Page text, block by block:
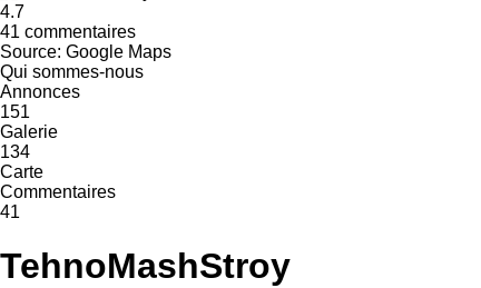
4.7
41 commentaires
Source: Google Maps
Qui sommes-nous
Annonces
151
Galerie
134
Carte
Commentaires
41
TehnoMashStroy